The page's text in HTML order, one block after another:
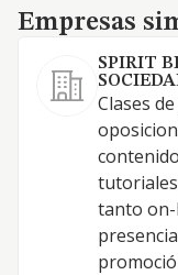
Empresas similares
Empresas
SPIRIT
Clases
tanto